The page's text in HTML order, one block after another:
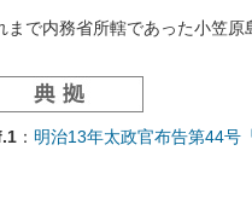
まで内務省所轄であった小笠原
： 明治13年太政官布告第44号